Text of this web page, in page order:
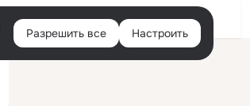
Войти
Разрешить все Настроить